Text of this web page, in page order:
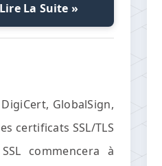
Lire La Suite »
GlobalSign,
certificats SSL/TLS
commencera à